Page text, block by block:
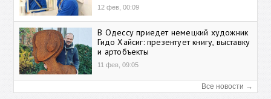
12 фев, 00:09
В Одессу приедет немецкий художник
Гидо Хайсиг: презентует книгу, выставку
и артобъекты
11 фев, 09:05
Все новости →